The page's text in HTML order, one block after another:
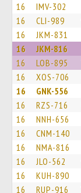
16 IMV-302
16 CLI-989
16 JKM-831
16 JKM-816
16 LOB-895
16 XOS-706
16 GNK-556
16 RZS-716
16 NNH-656
16 CNM-140
16 NMA-816
16 JLO-562
16 KUH-890
16 RUP-916